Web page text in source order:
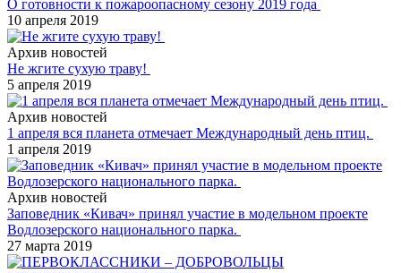
О готовности к пожароопасному сезону 2019 года
10 апреля 2019
Архив новостей
Не жгите сухую траву!
5 апреля 2019
Архив новостей
1 апреля вся планета отмечает Международный день птиц.
1 апреля 2019
Архив новостей
Заповедник «Кивач» принял участие в модельном проекте
Водлозерского национального парка.
27 марта 2019